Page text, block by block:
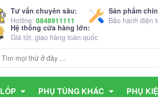
Tư vấn chuyên sâu:
Hotline: 0848911111
Sản phẩm
Bảo hành điện
Hệ thống cửa hàng lớn:
Giá tốt, giao hàng toàn quốc
LỐP PHỤ TÙNG KHÁC PHỤ